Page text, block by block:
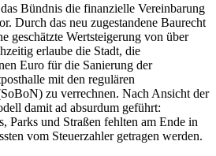
Bündnis die finanzielle Vereinbarung
Durch das neu zugestandene Baurecht
geschätzte Wertsteigerung von über
erlaube die Stadt, die
Euro für die Sanierung der
mit den regulären
zu verrechnen. Nach Ansicht der
damit ad absurdum geführt:
und Straßen fehlten am Ende in
vom Steuerzahler getragen werden.